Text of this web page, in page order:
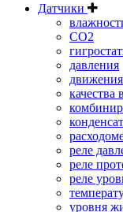
Датчики
CO2
давления
движения
качества
реле
реле
реле
уровня